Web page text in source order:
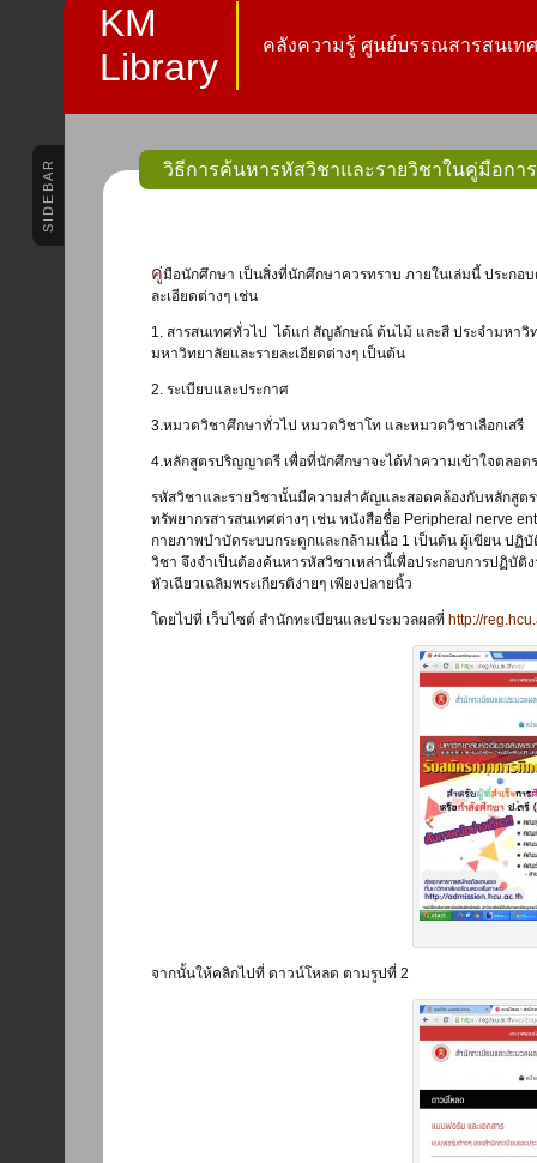
KM
Library
คลังความรู้ ศูนย์บรรณสารสนเท
SIDEBAR วิธีการค้นหารหัสวิชาและรายวิชาในคู่มือกา
คู่มือนักศึกษา เป็นสิ่งที่นักศึกษาควรทราบ ภายในเล่มนี้ ประกอบด้วยเนื้อหาเกี่ยวกับมหาวิทยาลัยฯ และราย
ละเอียดต่างๆ เช่น
1. สารสนเทศทั่วไป ได้แก่ สัญลักษณ์ ต้นไม้ และสี ประจำมหา
มหาวิทยาลัยและรายละเอียดต่างๆ เป็นต้น
2. ระเบียบและประกาศ
3.หมวดวิชาศึกษาทั่วไป หมวดวิชาโท และหมวดวิชาเลือกเสรี
4.หลักสูตรปริญญาตรี เพื่อที่นักศึกษาจะได้ทำความเข้าใจตลอดร
รหัสวิชาและรายวิชานั้นมีความสำคัญและสอดคล้องกับหลักสูต
ทรัพยากรสารสนเทศต่างๆ เช่น หนังสือชื่อ Peripheral nerve
กายภาพบำบัดระบบกระดูกและกล้ามเนื้อ 1 เป็นต้น ผู้เขียน ป
วิชา จึงจำเป็นต้องค้นหารหัสวิชาเหล่านี้เพื่อประกอบการปฏิบั
หัวเฉียวเฉลิมพระเกียรติง่ายๆ เพียงปลายนิ้ว
โดยไปที่ เว็บไซต์ สำนักทะเบียนและประมวลผลที่ http://
จากนั้นให้คลิกไปที่ ดาวน์โหลด ตามรูปที่ 2